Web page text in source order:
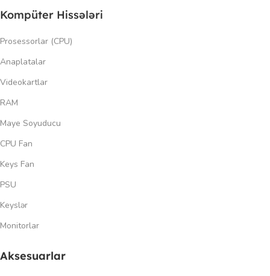
Kompüter Hissələri
Prosessorlar (CPU)
Anaplatalar
Videokartlar
RAM
Maye Soyuducu
CPU Fan
Keys Fan
PSU
Keyslər
Monitorlar
Aksesuarlar